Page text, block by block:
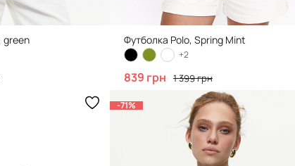
green Футболка Polo, Spring Mint
+2
839 грн 1 399 грн
-71%